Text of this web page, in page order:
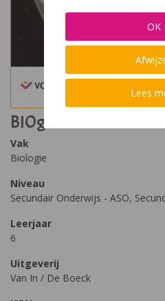
BIOgenie 6.1 leerboek
Vak
Biologie
Niveau
Secundair Onderwijs - ASO,
Leerjaar
6
Uitgeverij
Van In / De Boeck
OK
Lees